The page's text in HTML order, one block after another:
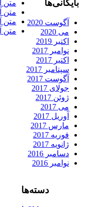
متن آهنگ
متن آهنگ
متن آهنگ
متن آهنگ
آگوست 2020
سپتامبر 2017
آگوست 2017
مارس 2017
دسامبر 2016